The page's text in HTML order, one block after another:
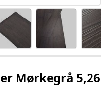
Mørkegrå 5,26